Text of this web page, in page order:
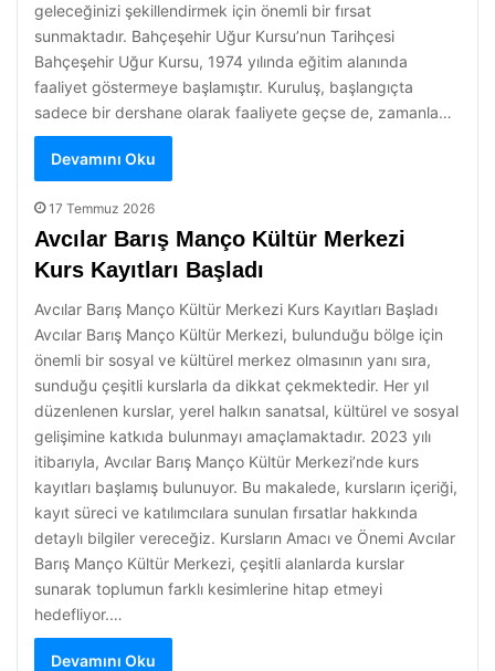
geleceğinizi şekillendirmek için önemli bir fırsat
sunmaktadır. Bahçeşehir Uğur Kursu’nun Tarihçesi
Bahçeşehir Uğur Kursu, 1974 yılında eğitim alanında
faaliyet göstermeye başlamıştır. Kuruluş, başlangıçta
sadece bir dershane olarak faaliyete geçse de, zamanla…
Devamını Oku
17 Temmuz 2026
Avcılar Barış Manço Kültür Merkezi
Kurs Kayıtları Başladı
Avcılar Barış Manço Kültür Merkezi Kurs Kayıtları Başladı
Avcılar Barış Manço Kültür Merkezi, bulunduğu bölge için
önemli bir sosyal ve kültürel merkez olmasının yanı sıra,
sunduğu çeşitli kurslarla da dikkat çekmektedir. Her yıl
düzenlenen kurslar, yerel halkın sanatsal, kültürel ve sosyal
gelişimine katkıda bulunmayı amaçlamaktadır. 2023 yılı
itibarıyla, Avcılar Barış Manço Kültür Merkezi’nde kurs
kayıtları başlamış bulunuyor. Bu makalede, kursların içeriği,
kayıt süreci ve katılımcılara sunulan fırsatlar hakkında
detaylı bilgiler vereceğiz. Kursların Amacı ve Önemi Avcılar
Barış Manço Kültür Merkezi, çeşitli alanlarda kurslar
sunarak toplumun farklı kesimlerine hitap etmeyi
hedefliyor.…
Devamını Oku